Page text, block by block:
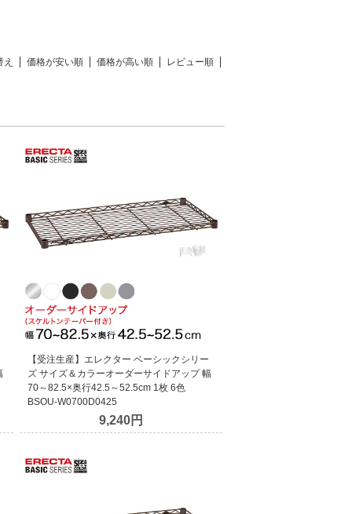
価格が安い順 価格が高い順 レビュー順
【受注生産】エレクター ベーシックシリー
ズ サイズ＆カラーオーダーサイドアップ 幅
70～82.5×奥行42.5～52.5cm 1枚 6色
BSOU-W0700D0425
9,240円